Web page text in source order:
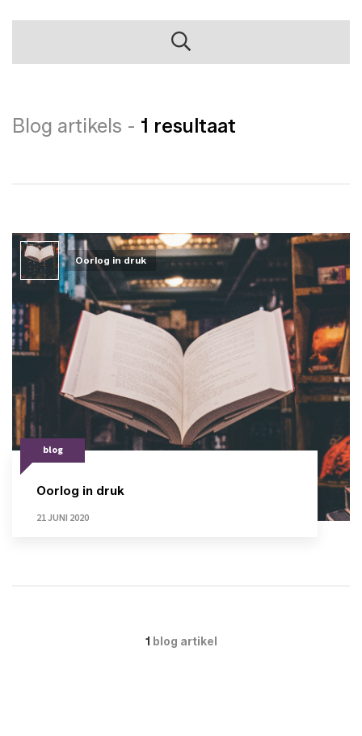
Blog artikels - 1 resultaat
blog
Oorlog in druk
21 JUNI 2020
Oorlog in druk
1 blog artikel